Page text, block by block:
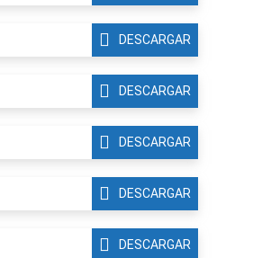
DESCARGAR
DESCARGAR
DESCARGAR
DESCARGAR
DESCARGAR